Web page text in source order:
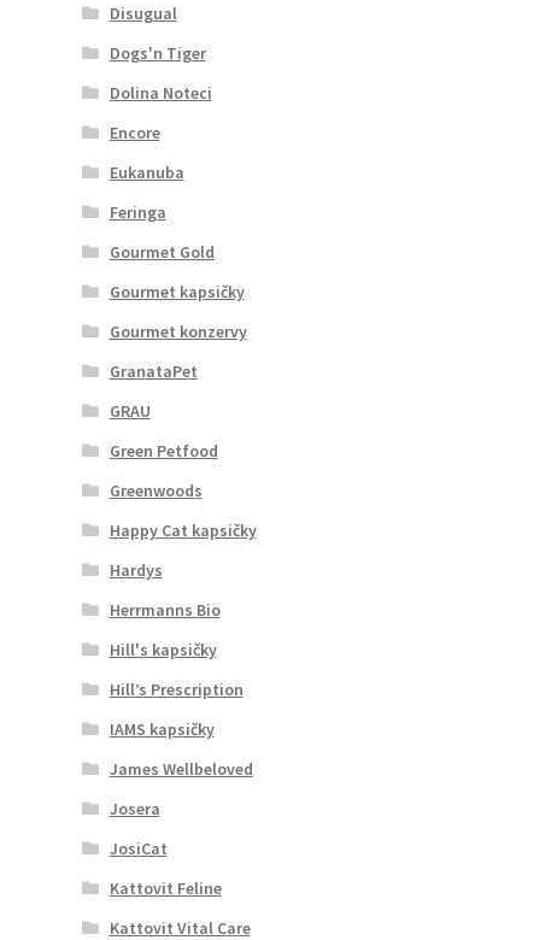
Disugual
Dogs'n Tiger
Dolina Noteci
Encore
Eukanuba
Feringa
Gourmet Gold
Gourmet kapsičky
Gourmet konzervy
GranataPet
GRAU
Green Petfood
Greenwoods
Happy Cat kapsičky
Hardys
Herrmanns Bio
Hill's kapsičky
Hill’s Prescription
IAMS kapsičky
James Wellbeloved
Josera
JosiCat
Kattovit Feline
Kattovit Vital Care